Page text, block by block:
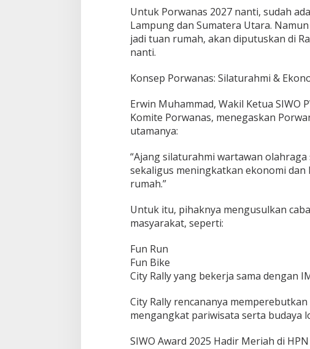
Untuk Porwanas 2027 nanti, sudah
Lampung dan Sumatera Utara.
jadi tuan rumah, akan diputuskan di
nanti.
Konsep Porwanas: Silaturahmi &
Erwin Muhammad, Wakil Ketua SIWO
Komite Porwanas, menegaskan
utamanya:
“Ajang silaturahmi wartawan
sekaligus meningkatkan ekonomi
rumah.”
Untuk itu, pihaknya mengusulkan
masyarakat, seperti:
Fun Run
Fun Bike
City Rally yang bekerja sama dengan
City Rally rencananya
mengangkat pariwisata serta budaya
SIWO Award 2025 Hadir Meriah di